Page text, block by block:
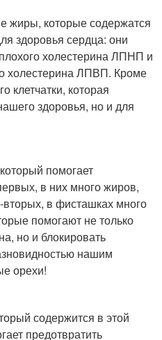
которые содержатся
здоровья сердца: они
холестерина ЛПНП и
холестерина ЛПВП. Кроме
клетчатки, которая
здоровья, но и для
помогает
в них много жиров,
в фисташках много
помогают не только
но и блокировать
нашим
орехи!
содержится в этой
предотвратить